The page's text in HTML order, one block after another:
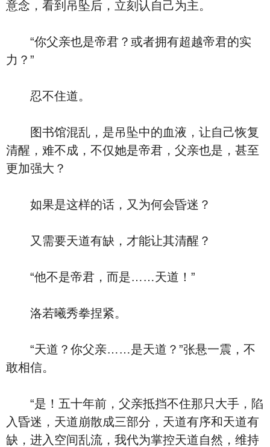
意念，看到吊坠后，立刻认自己为主。
“你父亲也是帝君？或者拥有超越帝君的实
力？”
忍不住道。
图书馆混乱，是吊坠中的血液，让自己恢复
清醒，难不成，不仅她是帝君，父亲也是，甚至
更加强大？
如果是这样的话，又为何会昏迷？
又需要天道有缺，才能让其清醒？
“他不是帝君，而是……天道！”
洛若曦秀拳捏紧。
“天道？你父亲……是天道？”张悬一震，不
敢相信。
“是！五十年前，父亲抵挡不住那只大手，陷
入昏迷，天道崩散成三部分，天道有序和天道有
缺，进入空间乱流，我代为掌控天道自然，维持